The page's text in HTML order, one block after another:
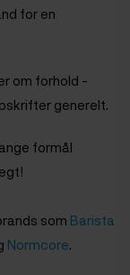
for en
om forhold -
generelt.
formål
som Barista
Normcore.